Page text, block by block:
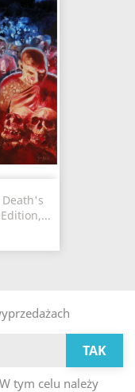
Death's
tym celu należy